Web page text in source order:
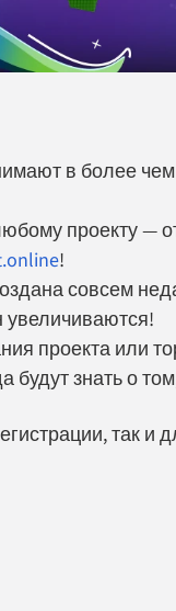
в более
проекту —
!
совсем
увеличиваются!
проекта или
будут знать о
так и